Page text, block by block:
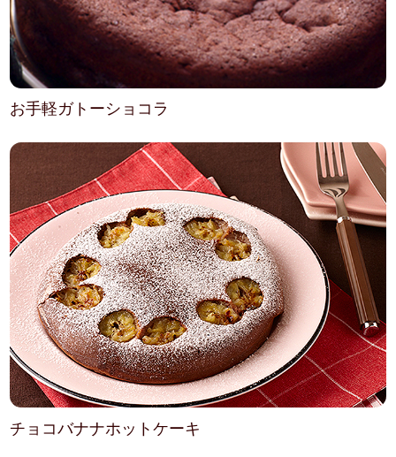
お手軽ガトーショコラ
チョコバナナホットケーキ